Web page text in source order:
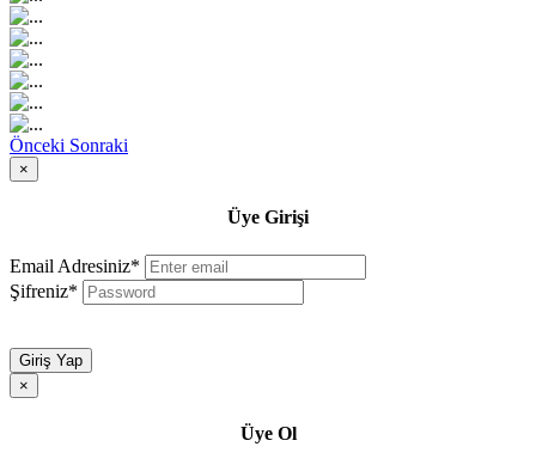
Önceki Sonraki
×
Üye Girişi
Email Adresiniz*
Şifreniz*
Giriş Yap
×
Üye Ol